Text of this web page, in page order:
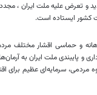
و تعرض علیه ملت ایران ،
کشور ایستاده است.
و حماسی اقشار مختلف
و پایبندی ملت ایران به
سرمایه‌ای عظیم برای